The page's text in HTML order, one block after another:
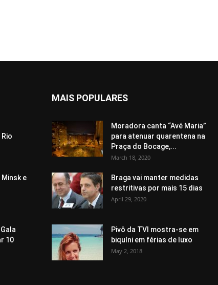
Minsk e
10
MAIS POPULARES
Moradora canta “Avé Maria”
para atenuar quarentena na
Praça do Bocage,...
March 18, 2020
Braga vai manter medidas
restritivas por mais 15 dias
April 29, 2020
Pivô da TVI mostra-se em
biquíni em férias de luxo
May 2, 2018